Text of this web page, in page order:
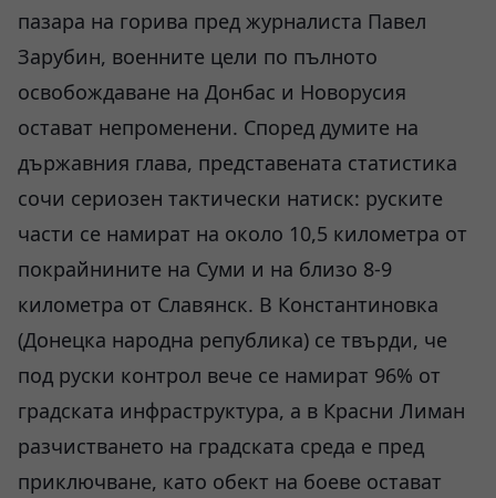
пазара на горива пред журналиста Павел
Зарубин, военните цели по пълното
освобождаване на Донбас и Новорусия
остават непроменени. Според думите на
държавния глава, представената статистика
сочи сериозен тактически натиск: руските
части се намират на около 10,5 километра от
покрайнините на Суми и на близо 8-9
километра от Славянск. В Константиновка
(Донецка народна република) се твърди, че
под руски контрол вече се намират 96% от
градската инфраструктура, а в Красни Лиман
разчистването на градската среда е пред
приключване, като обект на боеве остават